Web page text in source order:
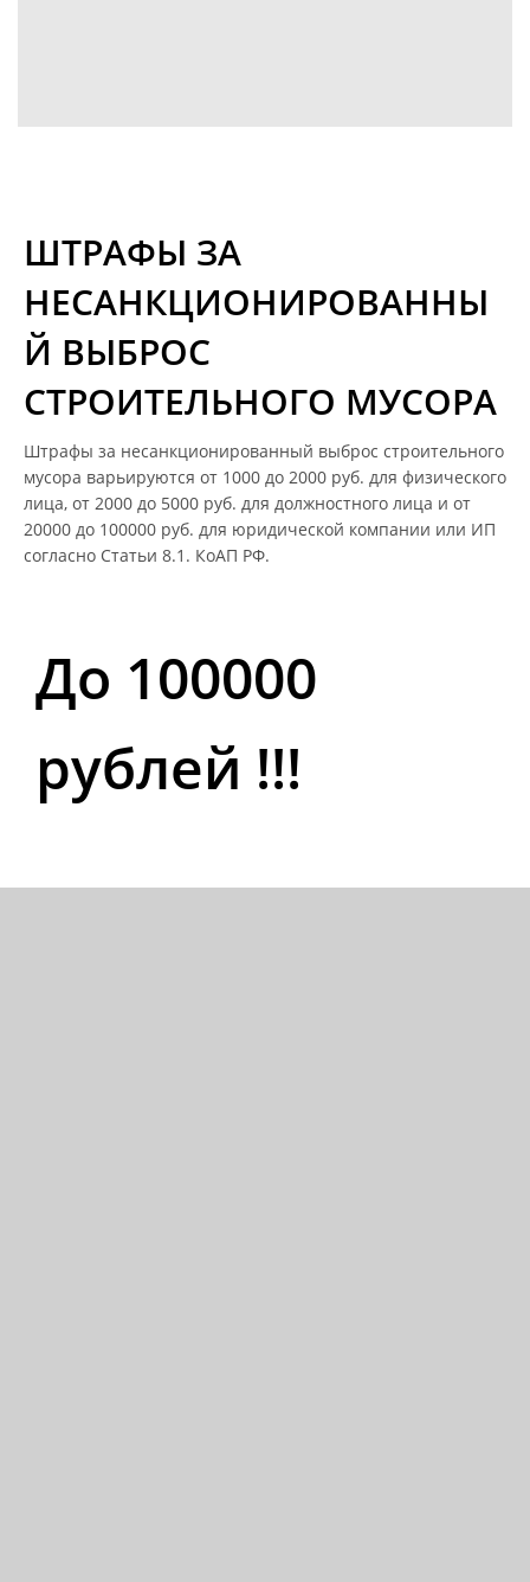
ШТРАФЫ ЗА
НЕСАНКЦИОНИРОВАННЫ
Й ВЫБРОС
СТРОИТЕЛЬНОГО МУСОРА
Штрафы за несанкционированный выброс строительного
мусора варьируются от 1000 до 2000 руб. для физического
лица, от 2000 до 5000 руб. для должностного лица и от
20000 до 100000 руб. для юридической компании или ИП
согласно Статьи 8.1. КоАП РФ.
До 100000
рублей !!!